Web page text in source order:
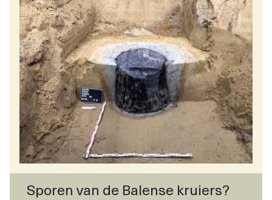
Sporen van de Balense kruiers?